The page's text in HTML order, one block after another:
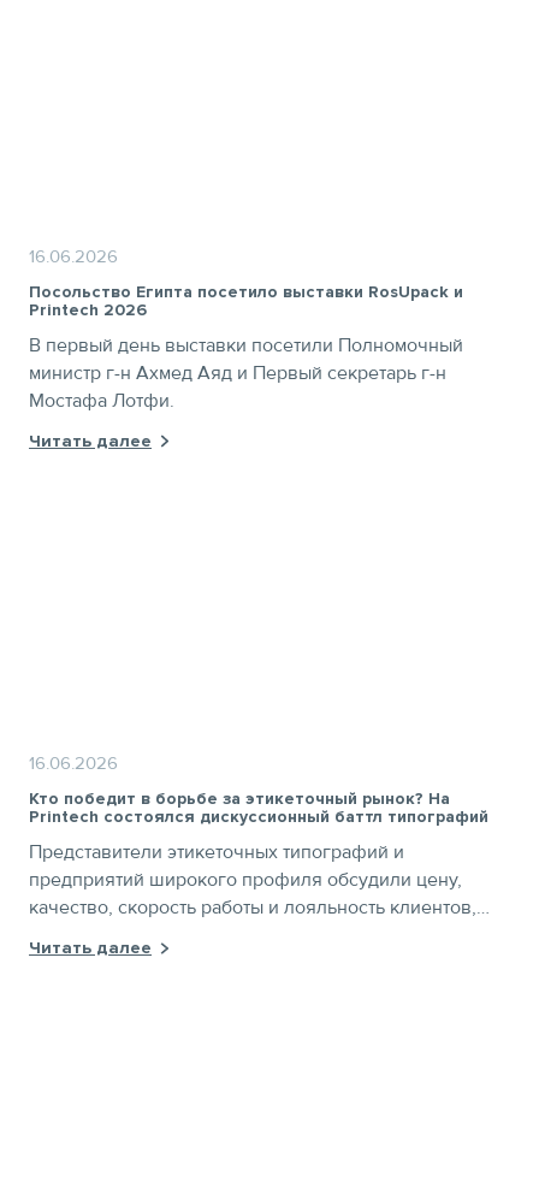
16.06.2026
Посольство Египта посетило выставки RosUpack и
Printech 2026
В первый день выставки посетили Полномочный
министр г-н Ахмед Аяд и Первый секретарь г-н
Мостафа Лотфи.
Читать далее
16.06.2026
Кто победит в борьбе за этикеточный рынок? На
Printech состоялся дискуссионный баттл типографий
Представители этикеточных типографий и
предприятий широкого профиля обсудили цену,
качество, скорость работы и лояльность клиентов,
сильными позициями на рынке этикетки
Читать далее